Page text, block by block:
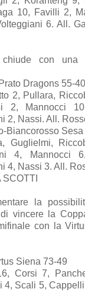
10, Favilli 2,
6. All.
chiude con una
Dragons 55-40
2, Pullara,
2, Mannocci
2, Nassi. All.
Biancorosso Sesa
Guglielmi,
4, Mannocci
4, Nassi 3. All.
la
vincere la
con la
Siena 73-49
Corsi 7,
4, Scali 5,